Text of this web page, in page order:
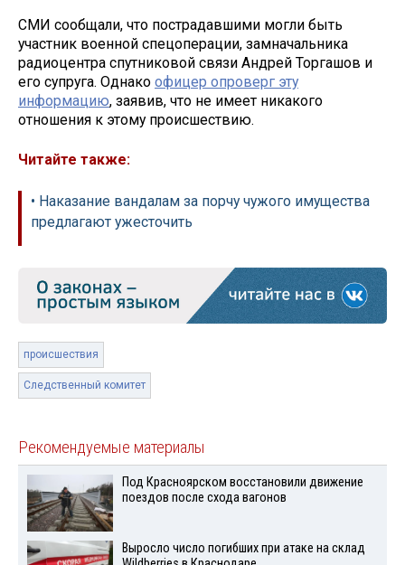
СМИ сообщали, что пострадавшими могли быть
участник военной спецоперации, замначальника
радиоцентра спутниковой связи Андрей Торгашов и
его супруга. Однако офицер опроверг эту
информацию, заявив, что не имеет никакого
отношения к этому происшествию.
Читайте также:
• Наказание вандалам за порчу чужого имущества
предлагают ужесточить
происшествия
Следственный комитет
Рекомендуемые материалы
Под Красноярском восстановили движение
поездов после схода вагонов
Выросло число погибших при атаке на склад